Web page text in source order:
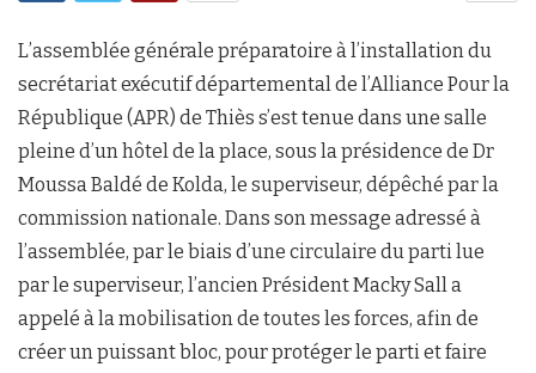
L’assemblée générale préparatoire à l’installation du
secrétariat exécutif départemental de l’Alliance Pour la
République (APR) de Thiès s’est tenue dans une salle
pleine d’un hôtel de la place, sous la présidence de Dr
Moussa Baldé de Kolda, le superviseur, dépêché par la
commission nationale. Dans son message adressé à
l’assemblée, par le biais d’une circulaire du parti lue
par le superviseur, l’ancien Président Macky Sall a
appelé à la mobilisation de toutes les forces, afin de
créer un puissant bloc, pour protéger le parti et faire